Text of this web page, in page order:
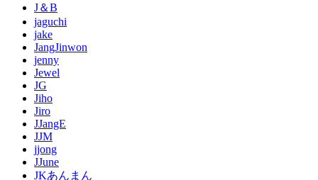
J＆B
jaguchi
jake
JangJinwon
jenny
Jewel
JG
Jiho
Jiro
JJangE
JJM
jjong
JJune
JKあんまん